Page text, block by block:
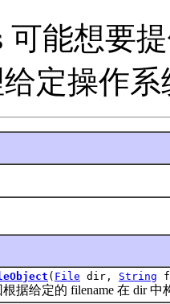
可能想要
定操作系
( File dir, String
给定的 filename 在 dir 中